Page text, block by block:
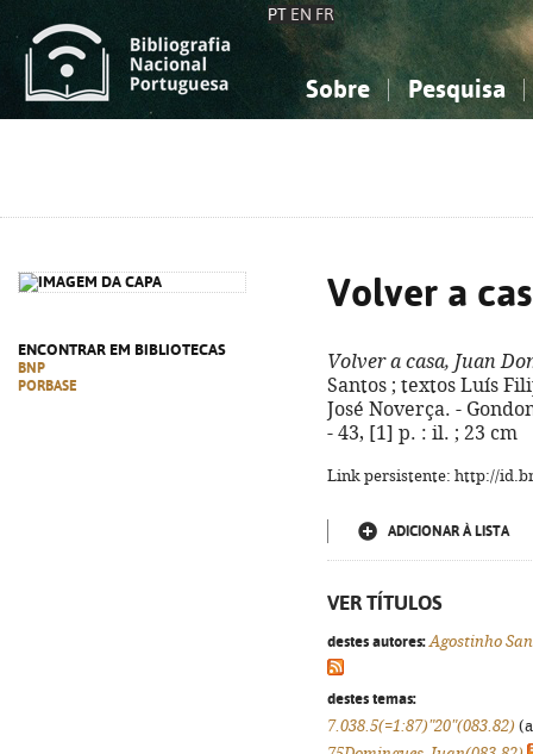
PT EN FR
Sobre Pesquisa
ENCONTRAR EM BIBLIOTECAS
BNP
PORBASE
Volver a
Volver a casa, Juan
Santos ; textos Luís
José Noverça. -
- 43, [1] p. : il. ; 23 cm
Link persistente: http://
ADICIONAR À LISTA
VER TÍTULOS
destes autores: Agostinho
destes temas:
7.038.5(=1:87)"20"(083.82)